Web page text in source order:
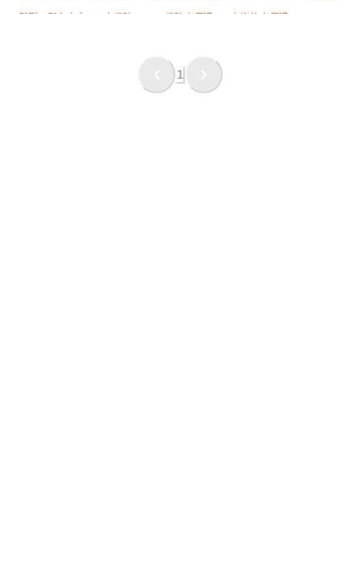
車・バイク通勤OK
残業月10時間以下
1